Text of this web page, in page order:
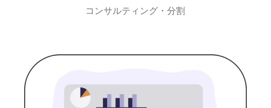
コンサルティング・分割